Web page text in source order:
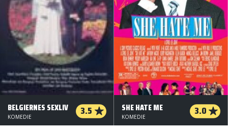
BELGIERNES SEXLIV 3.5
KOMEDIE
SHE HATE ME 3.0
KOMEDIE